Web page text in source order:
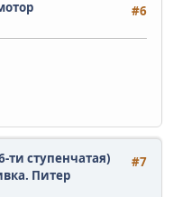
#6
#7
ти ступенчатая)
Питер